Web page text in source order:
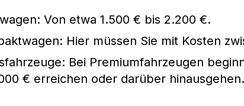
Von etwa 1.500 € bis 2.200 €.
Hier müssen Sie mit Kosten
Bei Premiumfahrzeugen
€ erreichen oder darüber hinausgehen.